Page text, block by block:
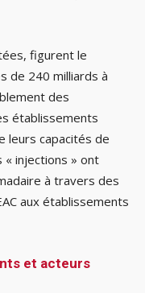
figurent le
de 240 milliards à
des
établissements
leurs capacités de
« injections » ont
à travers des
aux établissements
et acteurs